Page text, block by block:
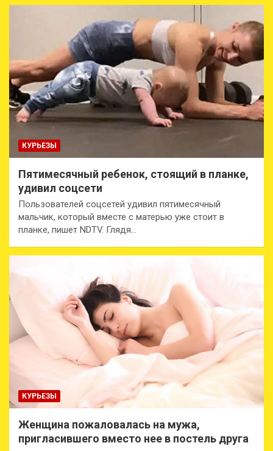
КУРЬЕЗЫ
Пятимесячный ребенок, стоящий в планке,
удивил соцсети
Пользователей соцсетей удивил пятимесячный
мальчик, который вместе с матерью уже стоит в
планке, пишет NDTV. Глядя…
КУРЬЕЗЫ
Женщина пожаловалась на мужа,
пригласившего вместо нее в постель друга